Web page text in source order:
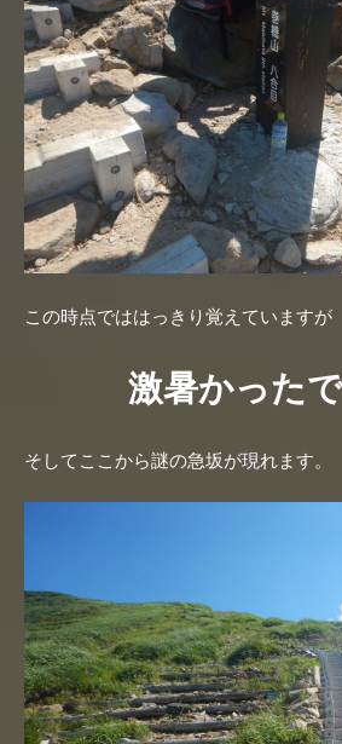
この時点でははっきり覚えていますが
激暑かったで
そしてここから謎の急坂が現れます。